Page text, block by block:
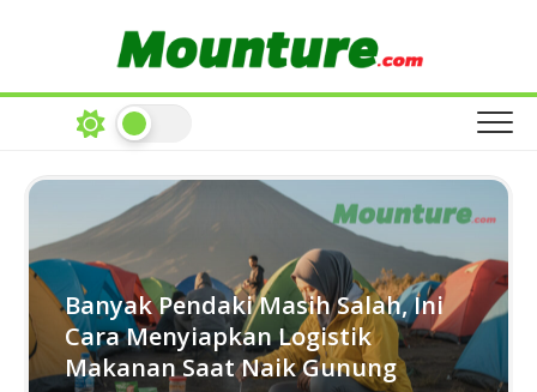
Banyak Pendaki Masih Salah, Ini
Cara Menyiapkan Logistik
Makanan Saat Naik Gunung